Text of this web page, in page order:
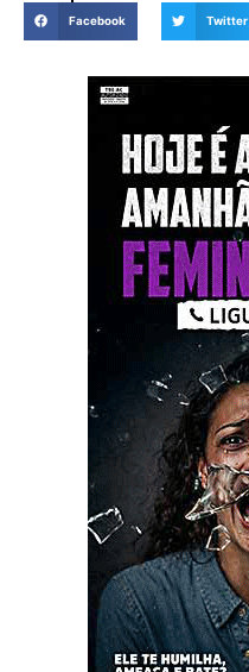
Facebook Twitter